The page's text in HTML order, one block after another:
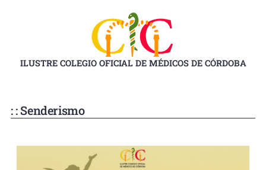
ILUSTRE COLEGIO OFICIAL DE MÉDICOS DE CÓRDOBA
: : Senderismo